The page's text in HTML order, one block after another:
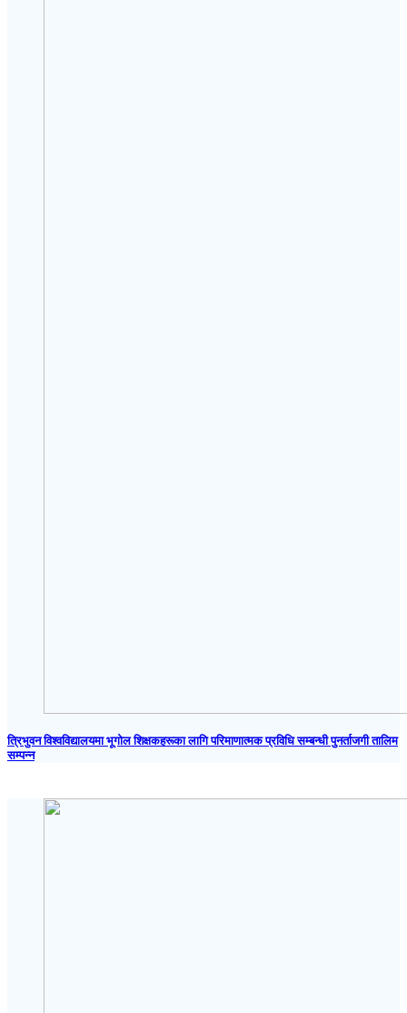
त्रिभुवन विश्वविद्यालयमा भूगोल शिक्षकहरूका लागि परिमाणात्मक प्रविधि सम्बन्धी पुनर्ताजगी तालिम
सम्पन्न